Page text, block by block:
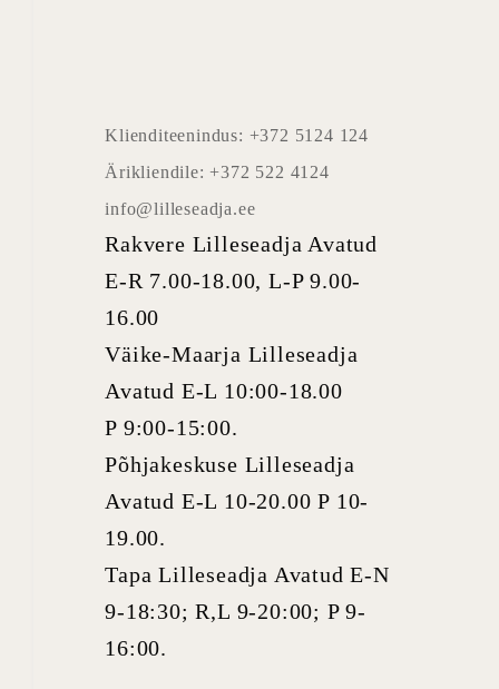
Klienditeenindus: +372 5124 124
Ärikliendile: +372 522 4124
info@lilleseadja.ee
Rakvere Lilleseadja Avatud
E-R 7.00-18.00, L-P 9.00-
16.00
Väike-Maarja Lilleseadja
Avatud E-L 10:00-18.00
P 9:00-15:00.
Põhjakeskuse Lilleseadja
Avatud E-L 10-20.00 P 10-
19.00.
Tapa Lilleseadja Avatud E-N
9-18:30; R,L 9-20:00; P 9-
16:00.